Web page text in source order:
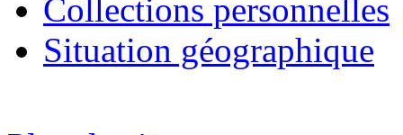
Collections personnelles
Situation géographique